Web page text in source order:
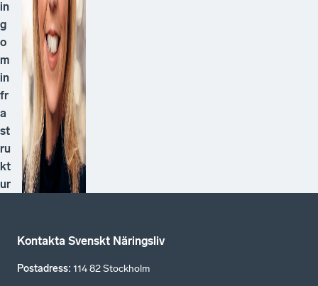
in
g
o
m
in
fr
a
st
ru
kt
ur
Kontakta Svenskt Näringsliv
Postadress: 114 82 Stockholm